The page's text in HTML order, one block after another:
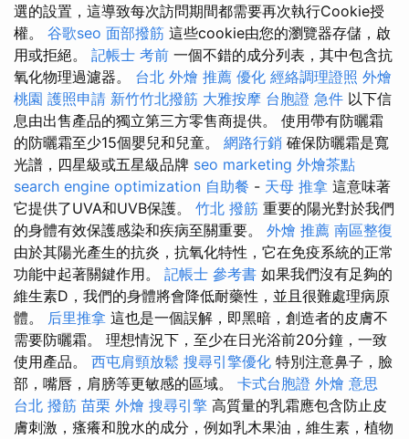
選的設置，這導致每次訪問期間都需要再次執行Cookie授
權。 谷歌seo 面部撥筋 這些cookie由您的瀏覽器存儲，啟
用或拒絕。 記帳士 考前 一個不錯的成分列表，其中包含抗
氧化物理過濾器。 台北 外燴 推薦 優化 經絡調理證照 外燴
桃園 護照申請 新竹竹北撥筋 大雅按摩 台胞證 急件 以下信
息由出售產品的獨立第三方零售商提供。 使用帶有防曬霜
的防曬霜至少15個嬰兒和兒童。 網路行銷 確保防曬霜是寬
光譜，四星級或五星級品牌 seo marketing 外燴茶點
search engine optimization 自助餐 - 天母 推拿 這意味著
它提供了UVA和UVB保護。 竹北 撥筋 重要的陽光對於我們
的身體有效保護感染和疾病至關重要。 外燴 推薦 南區整復
由於其陽光產生的抗炎，抗氧化特性，它在免疫系統的正常
功能中起著關鍵作用。 記帳士 參考書 如果我們沒有足夠的
維生素D，我們的身體將會降低耐藥性，並且很難處理病原
體。 后里推拿 這也是一個誤解，即黑暗，創造者的皮膚不
需要防曬霜。 理想情況下，至少在日光浴前20分鐘，一致
使用產品。 西屯肩頸放鬆 搜尋引擎優化 特別注意鼻子，臉
部，嘴唇，肩膀等更敏感的區域。 卡式台胞證 外燴 意思
台北 撥筋 苗栗 外燴 搜尋引擎 高質量的乳霜應包含防止皮
膚刺激，瘙癢和脫水的成分，例如乳木果油，維生素，植物